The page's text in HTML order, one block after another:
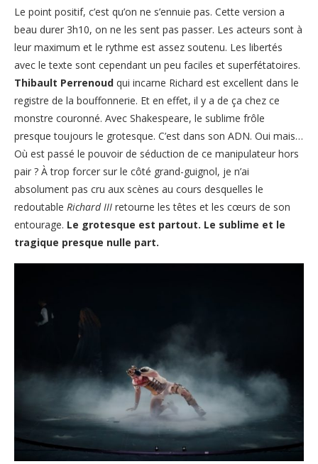
Le point positif, c’est qu’on ne s’ennuie pas. Cette version a
beau durer 3h10, on ne les sent pas passer. Les acteurs sont à
leur maximum et le rythme est assez soutenu. Les libertés
avec le texte sont cependant un peu faciles et superfétatoires.
Thibault Perrenoud qui incarne Richard est excellent dans le
registre de la bouffonnerie. Et en effet, il y a de ça chez ce
monstre couronné. Avec Shakespeare, le sublime frôle
presque toujours le grotesque. C’est dans son ADN. Oui mais…
Où est passé le pouvoir de séduction de ce manipulateur hors
pair ? À trop forcer sur le côté grand-guignol, je n’ai
absolument pas cru aux scènes au cours desquelles le
redoutable Richard III retourne les têtes et les cœurs de son
entourage. Le grotesque est partout. Le sublime et le
tragique presque nulle part.